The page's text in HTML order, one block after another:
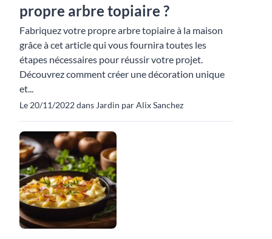
propre arbre topiaire ?
Fabriquez votre propre arbre topiaire à la maison
grâce à cet article qui vous fournira toutes les
étapes nécessaires pour réussir votre projet.
Découvrez comment créer une décoration unique
et...
Le 20/11/2022 dans Jardin par Alix Sanchez